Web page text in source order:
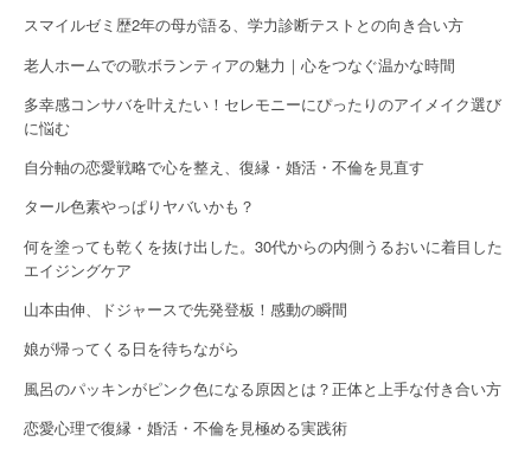
n
スマイルゼミ歴2年の母が語る、学力診断テストとの向き合い方
老人ホームでの歌ボランティアの魅力｜心をつなぐ温かな時間
多幸感コンサバを叶えたい！セレモニーにぴったりのアイメイク選び
に悩む
自分軸の恋愛戦略で心を整え、復縁・婚活・不倫を見直す
タール色素やっぱりヤバいかも？
何を塗っても乾くを抜け出した。30代からの内側うるおいに着目した
エイジングケア
山本由伸、ドジャースで先発登板！感動の瞬間
娘が帰ってくる日を待ちながら
風呂のパッキンがピンク色になる原因とは？正体と上手な付き合い方
恋愛心理で復縁・婚活・不倫を見極める実践術